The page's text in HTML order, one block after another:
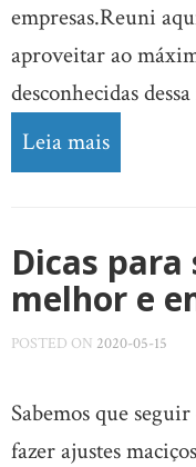
empresas.Reuni
aproveitar ao
desconhecidas
Leia mais
Dicas
melhor e
POSTED ON 2020-05-15
Sabemos que
fazer ajustes